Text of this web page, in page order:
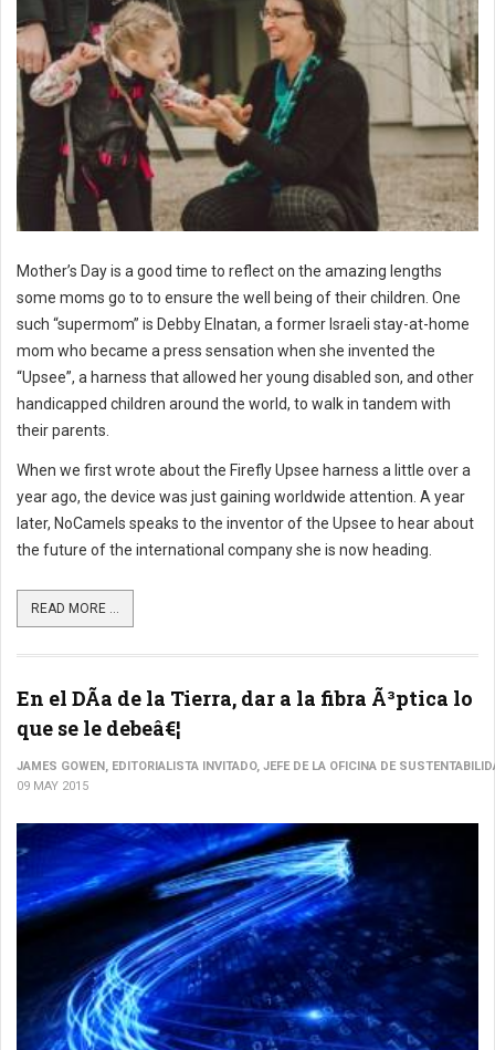
Mother’s Day is a good time to reflect on the amazing lengths
some moms go to to ensure the well being of their children. One
such “supermom” is Debby Elnatan, a former Israeli stay-at-home
mom who became a press sensation when she invented the
“Upsee”, a harness that allowed her young disabled son, and other
handicapped children around the world, to walk in tandem with
their parents.
When we first wrote about the Firefly Upsee harness a little over a
year ago, the device was just gaining worldwide attention. A year
later, NoCamels speaks to the inventor of the Upsee to hear about
the future of the international company she is now heading.
READ MORE ...
En el DÃ­a de la Tierra, dar a la fibra Ã³ptica lo
que se le debeâ€¦
JAMES GOWEN, EDITORIALISTA INVITADO, JEFE DE LA OFICINA DE
09 MAY 2015